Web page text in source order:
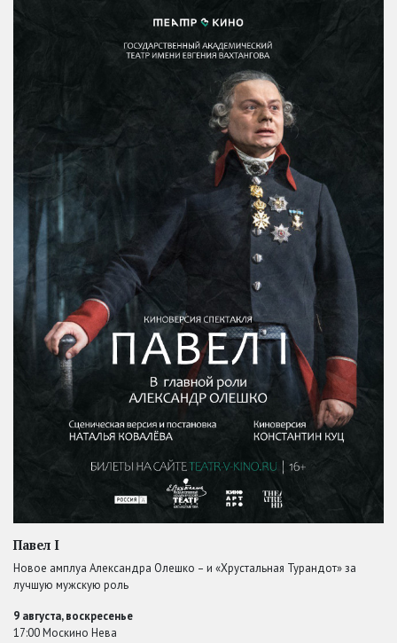
Павел I
Новое амплуа Александра Олешко – и «Хрустальная Турандот» за
лучшую мужскую роль
9 августа, воскресенье
17:00 Москино Нева